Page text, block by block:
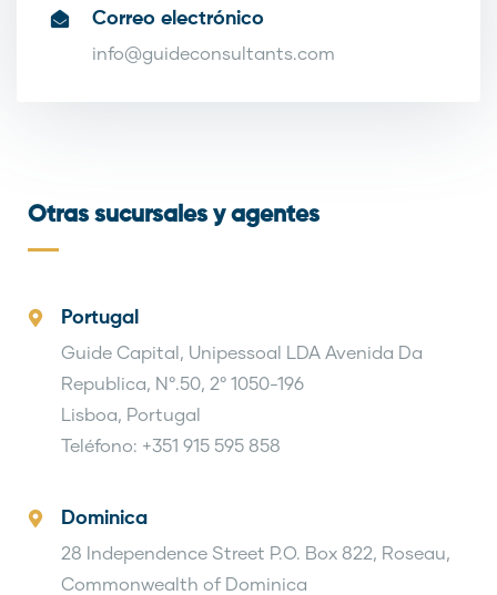
Correo electrónico
info@guideconsultants.com
Otras sucursales y agentes
Portugal
Guide Capital, Unipessoal LDA Avenida Da
Republica, N°.50, 2° 1050-196
Lisboa, Portugal
Teléfono: +351 915 595 858
Dominica
28 Independence Street P.O. Box 822, Roseau,
Commonwealth of Dominica